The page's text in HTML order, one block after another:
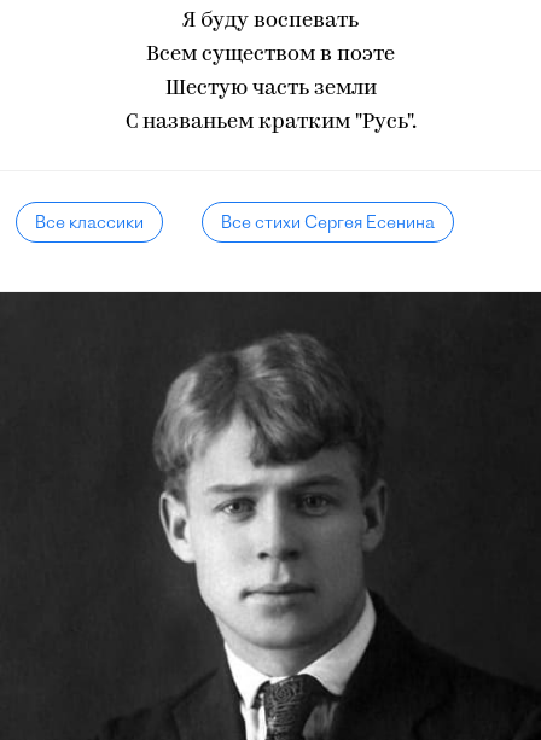
Я буду воспевать
Всем существом в поэте
Шестую часть земли
С названьем кратким "Русь".
Все классики Все стихи Сергея Есенина